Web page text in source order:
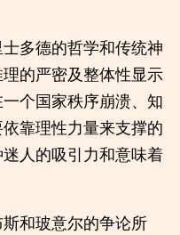
多德的哲学和传统神
的严密及整体性显示
个国家秩序崩溃、知
靠理性力量来支撑的
人的吸引力和意味着
和玻意尔的争论所